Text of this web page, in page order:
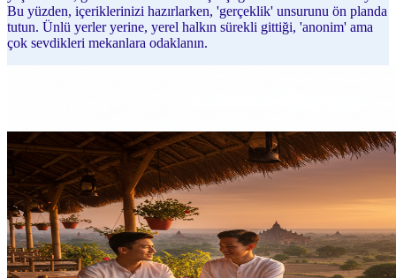
Bu yüzden, içeriklerinizi hazırlarken, 'gerçeklik' unsurunu ön planda
tutun. Ünlü yerler yerine, yerel halkın sürekli gittiği, 'anonim' ama
çok sevdikleri mekanlara odaklanın.